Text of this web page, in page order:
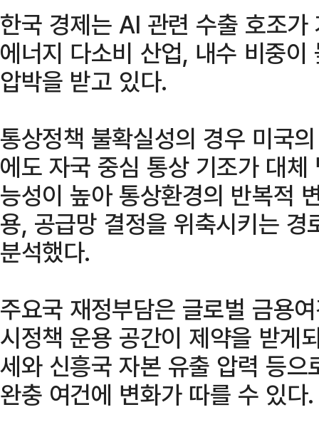
한국 경제는 AI 관련 수출 호조
에너지 다소비 산업, 내수 비중
압박을 받고 있다.
통상정책 불확실성의 경우 미국
에도 자국 중심 통상 기조가 대
능성이 높아 통상환경의 반복적
용, 공급망 결정을 위축시키는
분석했다.
주요국 재정부담은 글로벌 금용
시정책 운용 공간이 제약을 받게
세와 신흥국 자본 유출 압력 등
완충 여건에 변화가 따를 수 있다.